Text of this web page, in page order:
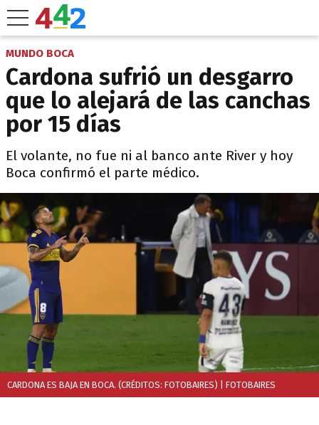
MUNDO BOCA
Cardona sufrió un desgarro
que lo alejará de las canchas
por 15 días
El volante, no fue ni al banco ante River y hoy
Boca confirmó el parte médico.
CARDONA ES BAJA EN BOCA. (CRÉDITOS: FOTOBAIRES) | FOTOBAIRES